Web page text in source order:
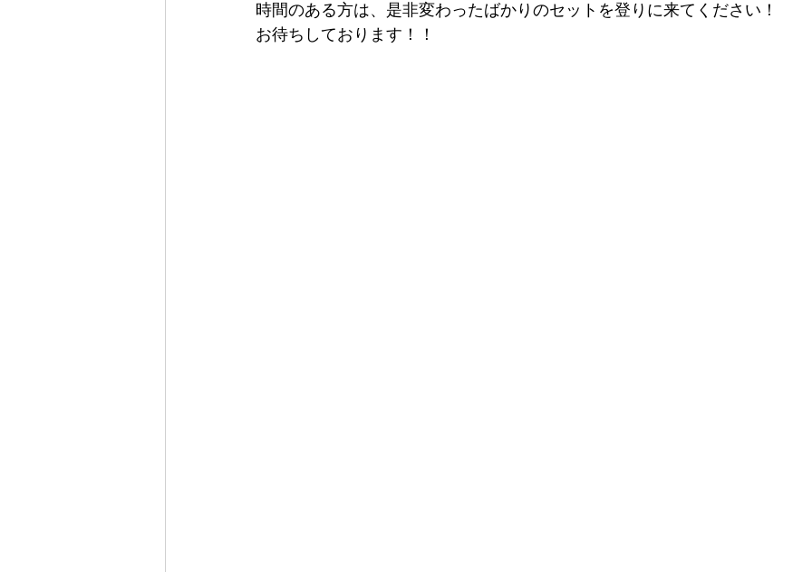
時間のある方は、是非変わったばかりのセットを登りに来てください！
お待ちしております！！